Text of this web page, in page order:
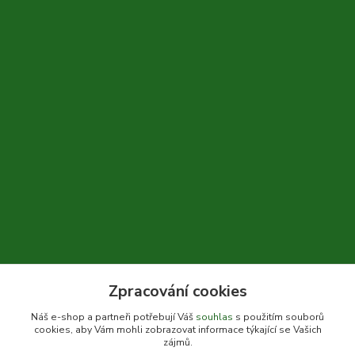
+420 604 310 066
Zpracování cookies
Náš e-shop a partneři potřebují Váš souhlas s použitím souborů
cookies, aby Vám mohli zobrazovat informace týkající se Vašich
zájmů.